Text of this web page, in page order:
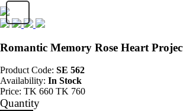
Romantic Memory Rose Heart
Product Code: SE 562
Availability: In Stock
Price: TK 660 TK 760
Quantity